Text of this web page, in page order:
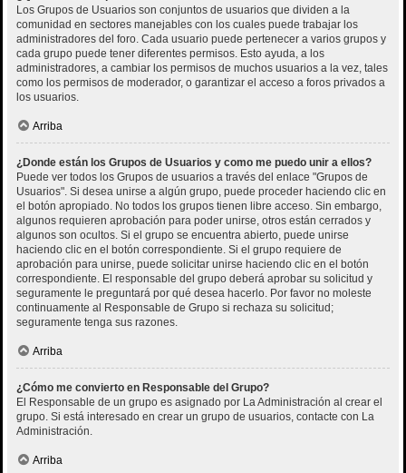
Los Grupos de Usuarios son conjuntos de usuarios que dividen a la
comunidad en sectores manejables con los cuales puede trabajar los
administradores del foro. Cada usuario puede pertenecer a varios grupos y
cada grupo puede tener diferentes permisos. Esto ayuda, a los
administradores, a cambiar los permisos de muchos usuarios a la vez, tales
como los permisos de moderador, o garantizar el acceso a foros privados a
los usuarios.
Arriba
¿Donde están los Grupos de Usuarios y como me puedo unir a ellos?
Puede ver todos los Grupos de usuarios a través del enlace "Grupos de
Usuarios". Si desea unirse a algún grupo, puede proceder haciendo clic en
el botón apropiado. No todos los grupos tienen libre acceso. Sin embargo,
algunos requieren aprobación para poder unirse, otros están cerrados y
algunos son ocultos. Si el grupo se encuentra abierto, puede unirse
haciendo clic en el botón correspondiente. Si el grupo requiere de
aprobación para unirse, puede solicitar unirse haciendo clic en el botón
correspondiente. El responsable del grupo deberá aprobar su solicitud y
seguramente le preguntará por qué desea hacerlo. Por favor no moleste
continuamente al Responsable de Grupo si rechaza su solicitud;
seguramente tenga sus razones.
Arriba
¿Cómo me convierto en Responsable del Grupo?
El Responsable de un grupo es asignado por La Administración al crear el
grupo. Si está interesado en crear un grupo de usuarios, contacte con La
Administración.
Arriba